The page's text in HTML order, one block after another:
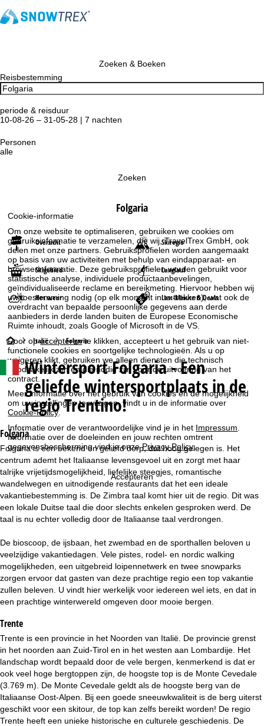
Cookie-informatie
Om onze website te optimaliseren, gebruiken we cookies om
gebruiksinformatie te verzamelen, die wij, TravelTrex GmbH, ook
delen met onze partners. Gebruiksprofielen worden aangemaakt
op basis van uw activiteiten met behulp van eindapparaat- en
browserinformatie. Deze gebruiksprofielen worden gebruikt voor
statistische analyse, individuele productaanbevelingen,
geïndividualiseerde reclame en bereikmeting. Hiervoor hebben wij
uw toestemming nodig (op elk moment in te trekken), wat ook de
overdracht van bepaalde persoonlijke gegevens aan derde
aanbieders in derde landen buiten de Europese Economische
Ruimte inhoudt, zoals Google of Microsoft in de VS.
Door opaccepterente klikken, accepteert u het gebruik van niet-
functionele cookies en soortgelijke technologieën. Als u op
weigerenklikt, gebruiken we alleen diensten die technisch
noodzakelijk zijn en die nodig zijn voor de uitvoering van het
contract.
Meer informatie over het gebruik van cookies en de mogelijkheid
om uw instellingen te wijzigen, vindt u in de informatie over
Cookie-Policy.
Informatie over de verantwoordelijke vind je in het Impressum
Informatie over de doeleinden en jouw rechten omtrent
gegevensbescherming vind je onzePrivacy Policy.
Accepteren
Zoeken & Boeken
Reisbestemming
periode & reisduur
10-08-26 – 31-05-28 | 7 nachten
Personen
alle
Zoeken
Folgaria
Overzicht Skiregio
Skigebied Langlauf
Het weer Last-Minute & Deals
S
t
r
t
p
a
g
n
a
Italië Folgaria
WintersportFolgaria - Een
geliefde wintersportplaats in de
regio Trentino!
Folgaria
Folgaria is een bekend en geliefd dorp, dat hoog gelegen is. Het
centrum ademt het Italiaanse levensgevoel uit en zorgt met haar
talrijke vrijetijdsmogelijkheid, liefelijke steegjes, romantische
wandelwegen en uitnodigende restaurants dat het een ideale
vakantiebestemming is. De Zimbra taal komt hier uit de regio. Dit was
een lokale Duitse taal die door slechts enkelen gesproken werd. De
taal is nu echter volledig door de Italiaanse taal verdrongen.
De bioscoop, de ijsbaan, het zwembad en de sporthallen beloven u
veelzijdige vakantiedagen. Vele pistes, rodel- en nordic walking
mogelijkheden, een uitgebreid loipennetwerk en twee snowparks
zorgen ervoor dat gasten van deze prachtige regio een top vakantie
zullen beleven. U vindt hier werkelijk voor iedereen wel iets, en dat in
een prachtige winterwereld omgeven door mooie bergen.
Trente
Trente is een provincie in het Noorden van Italië. De provincie grenst
in het noorden aan Zuid-Tirol en in het westen aan Lombardije. Het
landschap wordt bepaald door de vele bergen, kenmerkend is dat er
ook veel hoge bergtoppen zijn, de hoogste top is de Monte Cevedale
(3.769 m). De Monte Cevedale geldt als de hoogste berg van de
Italiaanse Oost-Alpen. Bij een goede sneeuwkwaliteit is de berg uiterst
geschikt voor een skitour, de top kan zelfs bereikt worden! De regio
Trente heeft een unieke historische en culturele geschiedenis. De